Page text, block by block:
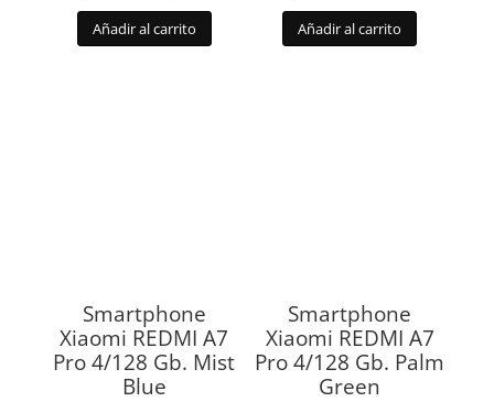
Añadir al carrito Añadir al carrito
Smartphone
Xiaomi REDMI A7
Pro 4/128 Gb. Mist
Blue
Smartphone
Xiaomi REDMI A7
Pro 4/128 Gb. Palm
Green